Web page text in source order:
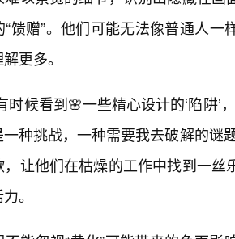
馈赠”。他们可能无法像普通人
更多。
时候看到🌸一些精心设计的‘陷阱’
种挑战，一种需要我去破解的谜
让他们在枯燥的工作中找到一
。